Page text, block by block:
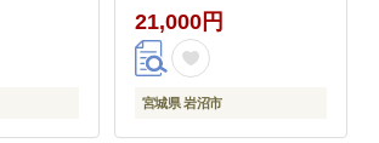
21,000円
宮城県 岩沼市